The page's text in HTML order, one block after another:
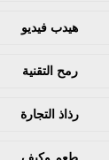
هيدب فيديو
رمح التقنية
رذاذ التجارة
طعم وكيف